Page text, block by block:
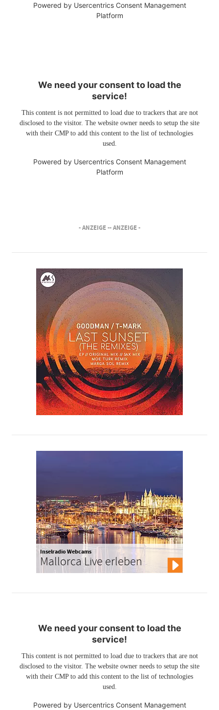
Powered by Usercentrics Consent Management
Platform
We need your consent to load the
service!
This content is not permitted to load due to trackers that are not
disclosed to the visitor. The website owner needs to setup the site
with their CMP to add this content to the list of technologies
used.
Powered by Usercentrics Consent Management
Platform
- ANZEIGE -- ANZEIGE -
Inselradio Webcams
Mallorca Live erleben
We need your consent to load the
service!
This content is not permitted to load due to trackers that are not
disclosed to the visitor. The website owner needs to setup the site
with their CMP to add this content to the list of technologies
used.
Powered by Usercentrics Consent Management